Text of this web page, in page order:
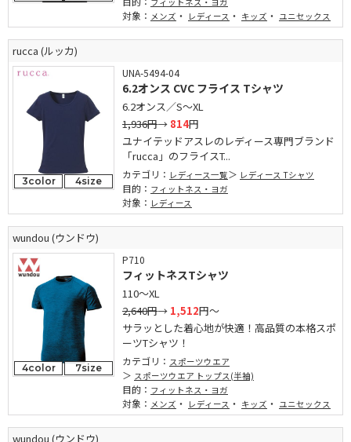
対象： メンズ ・ レディース ・ キッズ ・ ユニセックス
rucca (ルッカ)
3color 4size
UNA-5494-04
6.2オンス CVC フライス Tシャツ
6.2オンス／S～XL
1,936円→ 814円
ユナイテッドアスレのレディース専門ブランド
「rucca」のフライスT...
カテゴリ： レディース一覧 レディース Tシャツ
目的： フィットネス・ヨガ
対象： レディース
wundou (ウンドウ)
4color 7size
P710
フィットネスTシャツ
110～XL
2,640円→ 1,512円～
サラッとした着心地が快適！高品質の本格スポ
ーツTシャツ！
カテゴリ： スポーツウエア
スポーツウエア トップス(半袖)
目的： フィットネス・ヨガ
対象： メンズ ・ レディース ・ キッズ ・ ユニセックス
wundou (ウンドウ)